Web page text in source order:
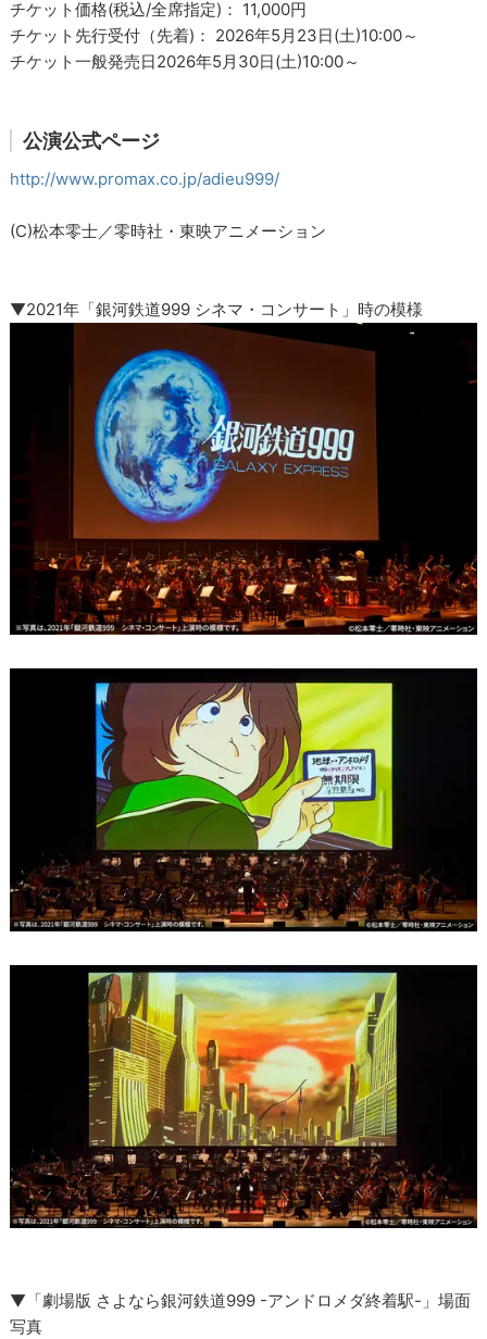
チケット価格(税込/全席指定)： 11,000円
チケット先行受付（先着)： 2026年5月23日(土)10:00～
チケット一般発売日2026年5月30日(土)10:00～
公演公式ページ
http://www.promax.co.jp/adieu999/
(C)松本零士／零時社・東映アニメーション
▼2021年「銀河鉄道999 シネマ・コンサート」時の模様
▼「劇場版 さよなら銀河鉄道999 -アンドロメダ終着駅-」場面
写真